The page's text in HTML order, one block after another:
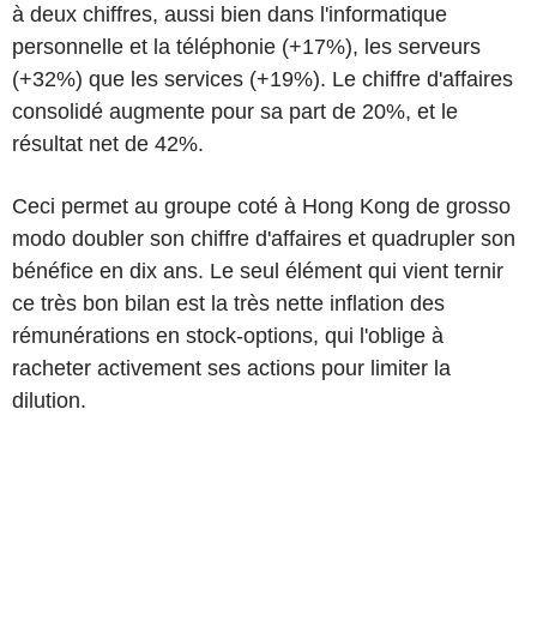
à deux chiffres, aussi bien dans l'informatique
personnelle et la téléphonie (+17%), les serveurs
(+32%) que les services (+19%). Le chiffre d'affaires
consolidé augmente pour sa part de 20%, et le
résultat net de 42%.
Ceci permet au groupe coté à Hong Kong de grosso
modo doubler son chiffre d'affaires et quadrupler son
bénéfice en dix ans. Le seul élément qui vient ternir
ce très bon bilan est la très nette inflation des
rémunérations en stock-options, qui l'oblige à
racheter activement ses actions pour limiter la
dilution.